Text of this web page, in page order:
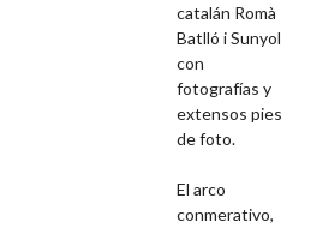
catalán Romà
Batlló i Sunyol
con
fotografías y
extensos pies
de foto.
El arco
conmerativo,